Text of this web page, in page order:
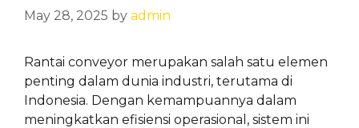
May 28, 2025 by admin
Rantai conveyor merupakan salah satu elemen
penting dalam dunia industri, terutama di
Indonesia. Dengan kemampuannya dalam
meningkatkan efisiensi operasional, sistem ini